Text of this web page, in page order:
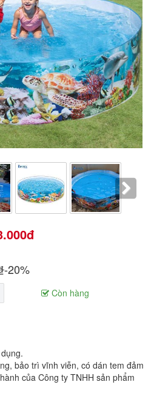
-20%
Còn hàng
bảo trì vĩnh viễn, có dán tem đảm
của Công ty TNHH sản phẩm